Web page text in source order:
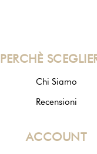
PERCHÈ
Chi Siamo
Recensioni
ACCOUNT